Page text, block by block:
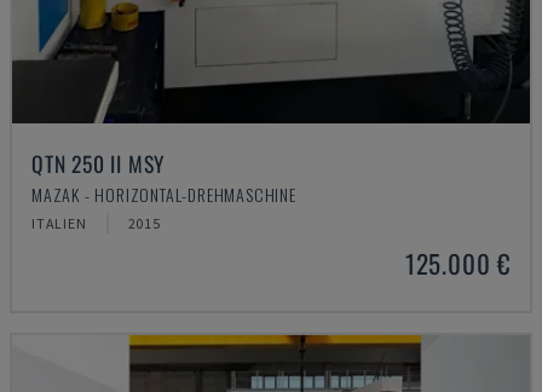
QTN 250 II MSY
MAZAK - HORIZONTAL-DREHMASCHINE
ITALIEN 2015
125.000 €